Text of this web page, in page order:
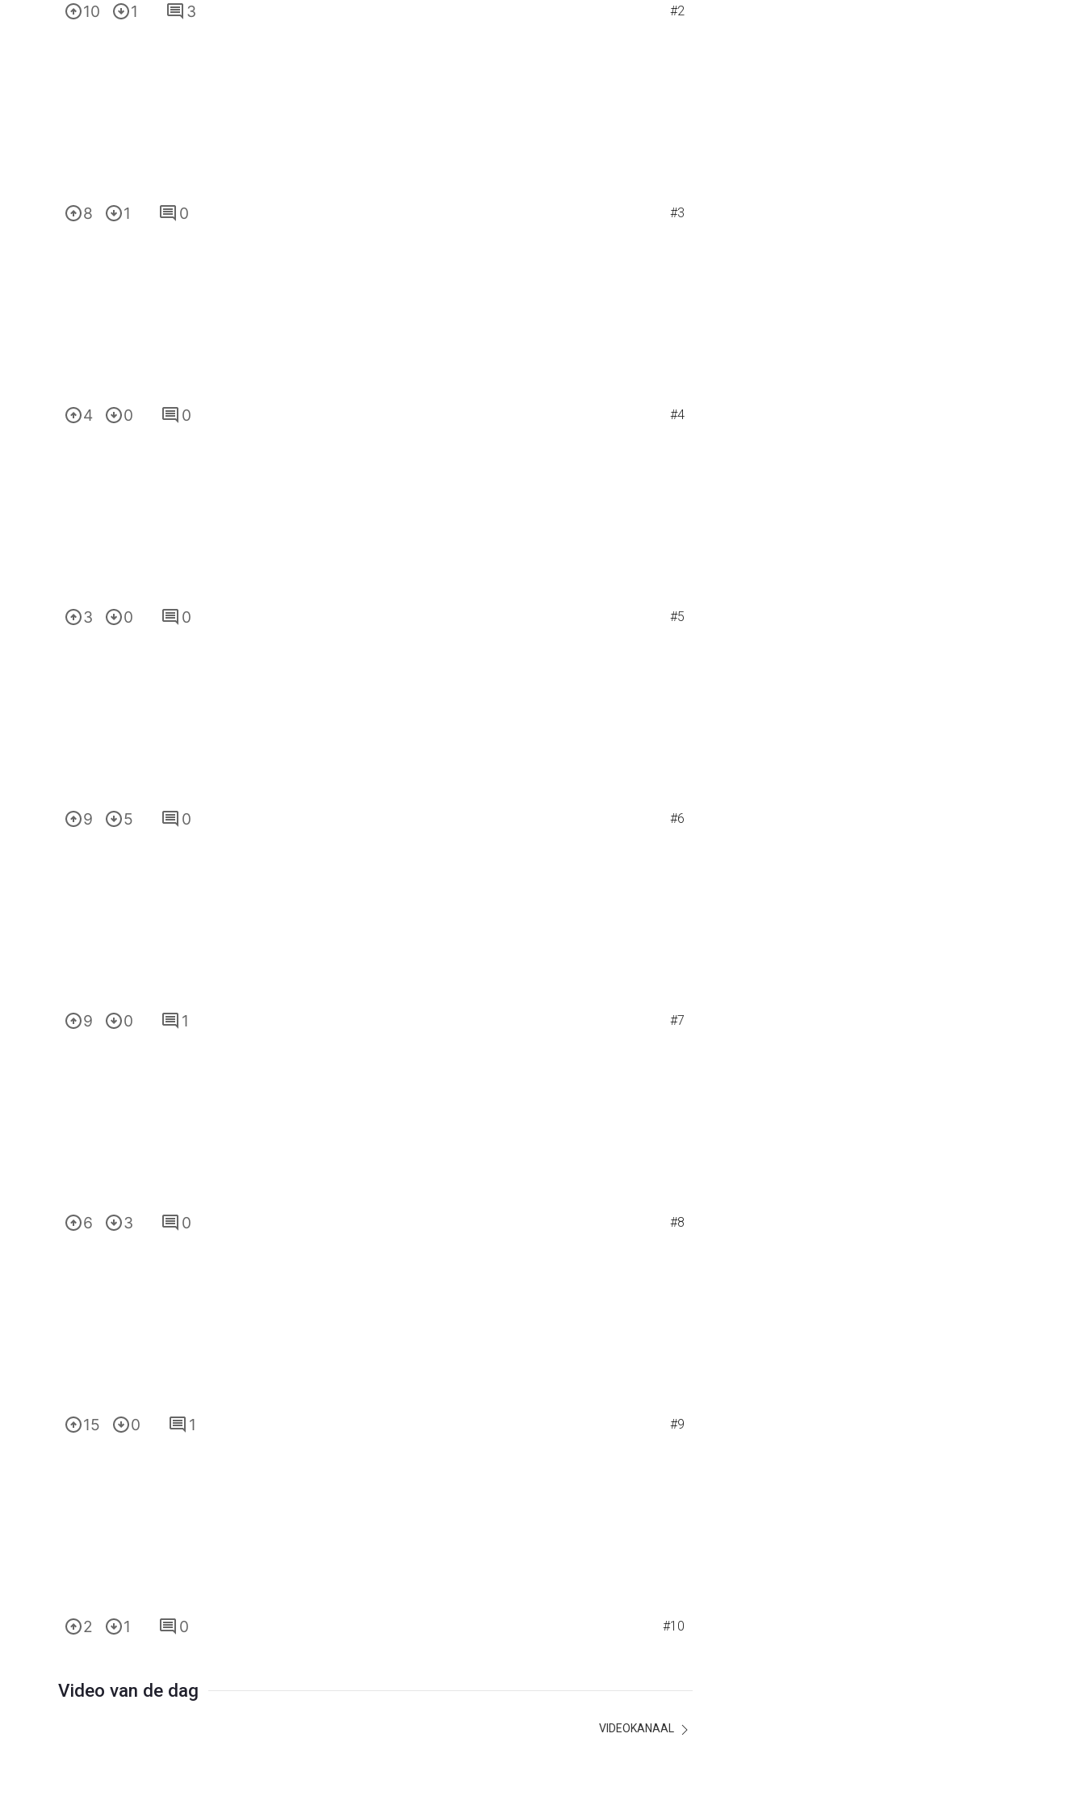
10 1 3 #2
8 1 0 #3
4 0 0 #4
3 0 0 #5
9 5 0 #6
9 0 1 #7
6 3 0 #8
15 0 1 #9
2 1 0 #10
Video van de dag
VIDEOKANAAL